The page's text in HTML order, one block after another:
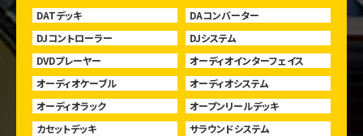
DATデッキ
DAコンバーター
DJコントローラー
DJシステム
DVDプレーヤー
オーディオインターフェイス
オーディオケーブル
オーディオシステム
オーディオラック
オープンリールデッキ
カセットデッキ
サラウンドシステム